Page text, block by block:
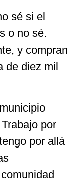
sé si el
o no sé.
y compran
de diez mil
por
por allá